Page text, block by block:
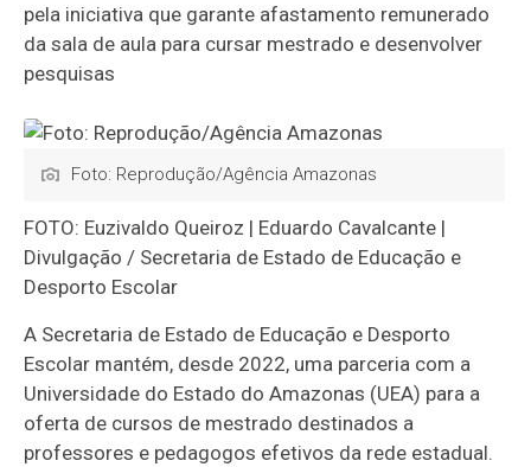
pela iniciativa que garante afastamento remunerado
da sala de aula para cursar mestrado e desenvolver
pesquisas
Foto: Reprodução/Agência Amazonas
FOTO: Euzivaldo Queiroz | Eduardo Cavalcante |
Divulgação / Secretaria de Estado de Educação e
Desporto Escolar
A Secretaria de Estado de Educação e Desporto
Escolar mantém, desde 2022, uma parceria com a
Universidade do Estado do Amazonas (UEA) para a
oferta de cursos de mestrado destinados a
professores e pedagogos efetivos da rede estadual.